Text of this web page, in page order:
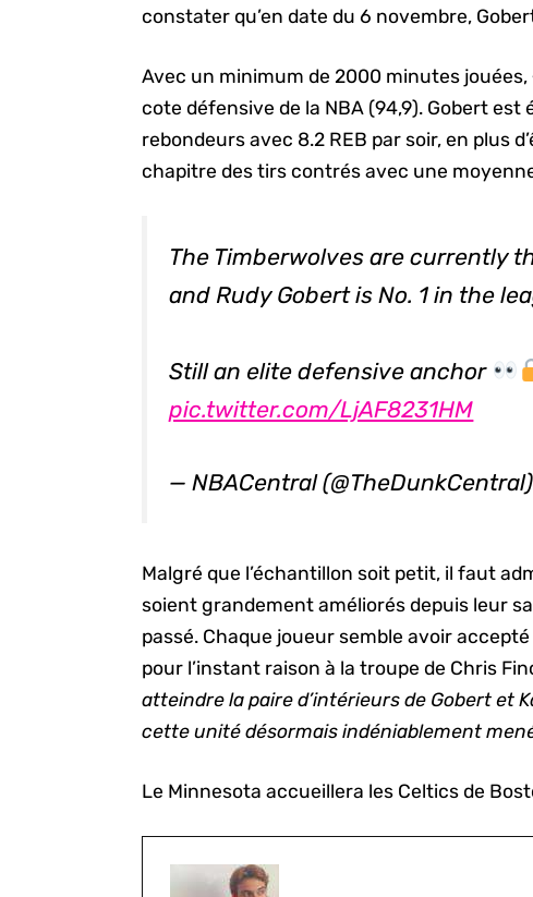
constater qu’en date du 6 novembre,
Avec un minimum de 2000 minutes
cote défensive de la NBA (94,9). Gobert est
rebondeurs avec 8.2 REB par soir, en plus
chapitre des tirs contrés avec une
The Timberwolves are currently
and Rudy Gobert is No. 1 in the
Still an elite defensive anchor
pic.twitter.com/LjAF8231HM
— NBACentral
Malgré que l’échantillon soit petit, il faut
soient grandement améliorés depuis leur
passé. Chaque joueur semble avoir
pour l’instant raison à la troupe de Chris
atteindre la paire d’intérieurs de Gobert et
cette unité désormais indéniablement
Le Minnesota accueillera les Celtics de